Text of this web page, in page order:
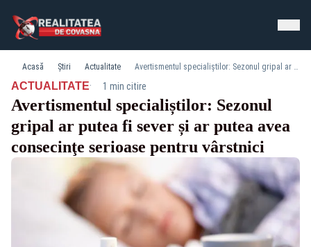
Acasă Știri Actualitate Avertismentul specialiștilor: Sezonul gripal ar putea fi sever și ar putea avea consecinţe serioase pentru vârstnici
ACTUALITATE· 1 min citire
Avertismentul specialiștilor: Sezonul
gripal ar putea fi sever și ar putea avea
consecinţe serioase pentru vârstnici